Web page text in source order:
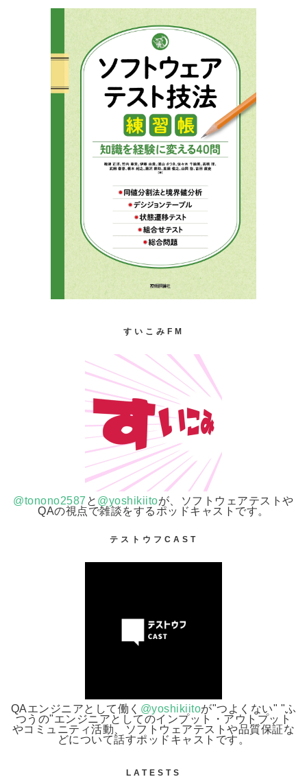
すいこみFM
@tonono2587 と @yoshikiitoが、ソフトウェアテストや
QAの視点で雑談をするポッドキャストです。
テストウフCAST
QAエンジニアとして働く @yoshikiitoが"つよくない" "ふ
つうの"エンジニアとしてのインプット・アウトプット
やコミュニティ活動、ソフトウェアテストや品質保証な
どについて話すポッドキャストです。
LATESTS